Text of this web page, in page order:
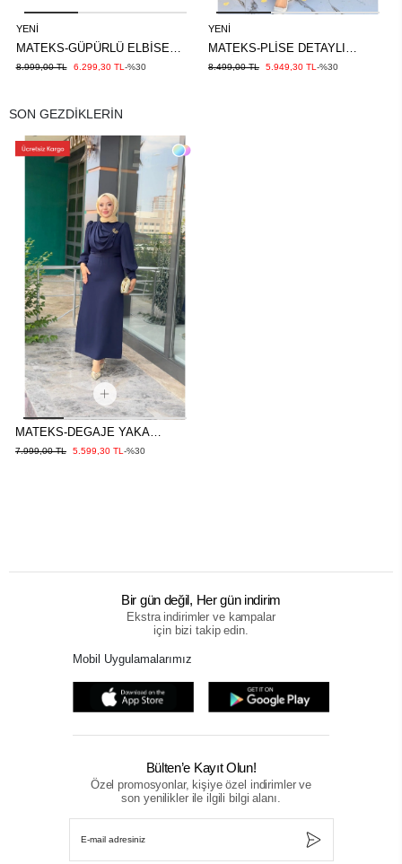
YENI
MATEKS-GÜPÜRLÜ ELBİSE
KAHVE
8.999,00 TL 6.299,30 TL -%30
YENI
MATEKS-PLİSE DETAYLI
ELBİSE KREMİT
8.499,00 TL 5.949,30 TL -%30
SON GEZDİKLERİN
MATEKS-DEGAJE YAKA
ELBİSE LACİVERT
7.999,00 TL 5.599,30 TL -%30
Bir gün değil, Her gün indirim
Ekstra indirimler ve kampalar
için bizi takip edin.
Mobil Uygulamalarımız
Bülten’e Kayıt Olun!
Özel promosyonlar, kişiye özel indirimler ve
son yenilikler ile ilgili bilgi alanı.